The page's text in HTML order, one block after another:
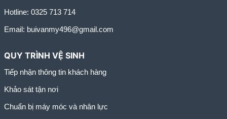
Hotline: 0325 713 714
Email: buivanmy496@gmail.com
QUY TRÌNH VỆ SINH
Tiếp nhận thông tin khách hàng
Khảo sát tận nơi
Chuẩn bị máy móc và nhân lực